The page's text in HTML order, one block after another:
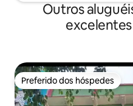
Outros
Preferido dos hóspedes
Preferido dos hóspedes